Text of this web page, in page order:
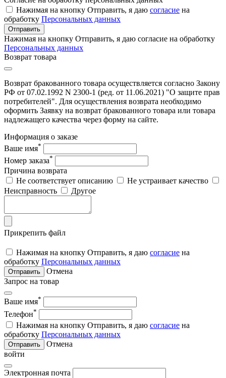
Нажимая на кнопку Отправить, я даю согласие на
обработку Персональных данных
Отправить
Нажимая на кнопку Отправить, я даю согласие на обработку
Персональных данных
Возврат товара
Возврат бракованного товара осуществляется согласно Закону
РФ от 07.02.1992 N 2300-1 (ред. от 11.06.2021) "О защите прав
потребителей". Для осуществления возврата необходимо
оформить Заявку на возврат бракованного товара или товара
надлежащего качества через форму на сайте.
Информация о заказе
Ваше имя*
Номер заказа*
Причина возврата
Не соответствует описанию
Не устраивает качество
Неисправность
Другое
Прикрепить файл
Нажимая на кнопку Отправить, я даю согласие на
обработку Персональных данных
Отправить
Отмена
Запрос на товар
Ваше имя*
Телефон*
Нажимая на кнопку Отправить, я даю согласие на
обработку Персональных данных
Отправить
Отмена
войти
Электронная почта